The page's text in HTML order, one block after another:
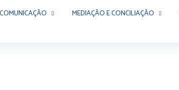
COMUNICAÇÃO MEDIAÇÃO E CONCILIAÇÃO